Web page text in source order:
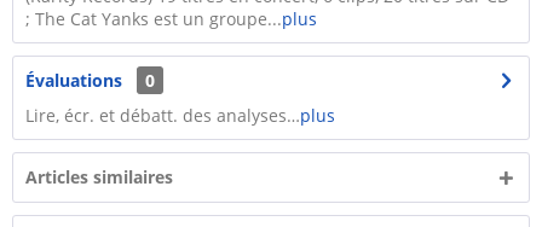
; The Cat Yanks est un groupe...plus
Évaluations
0
Lire, écr. et débatt. des analyses…plus
Articles similaires